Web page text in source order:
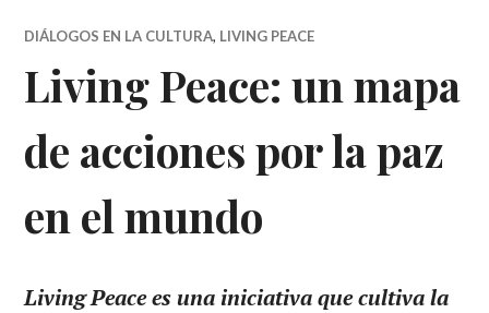
DIÁLOGOS EN LA CULTURA, LIVING PEACE
Living Peace: un mapa
de acciones por la paz
en el mundo
Living Peace es una iniciativa que cultiva la